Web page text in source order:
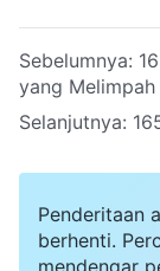
Sebelumnya:
yang Melimpah
Selanjutnya:
Penderitaan
berhenti.
mendengar